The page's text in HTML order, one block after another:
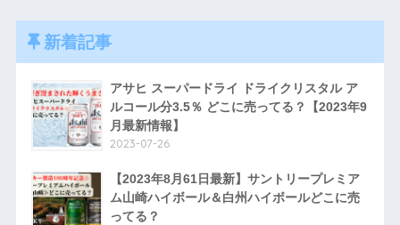
新着記事
アサヒ スーパードライ ドライクリスタル ア
ルコール分3.5％ どこに売ってる？【2023年9
月最新情報】
2023-07-26
【2023年8月61日最新】サントリープレミア
ム山崎ハイボール＆白州ハイボールどこに売
ってる？